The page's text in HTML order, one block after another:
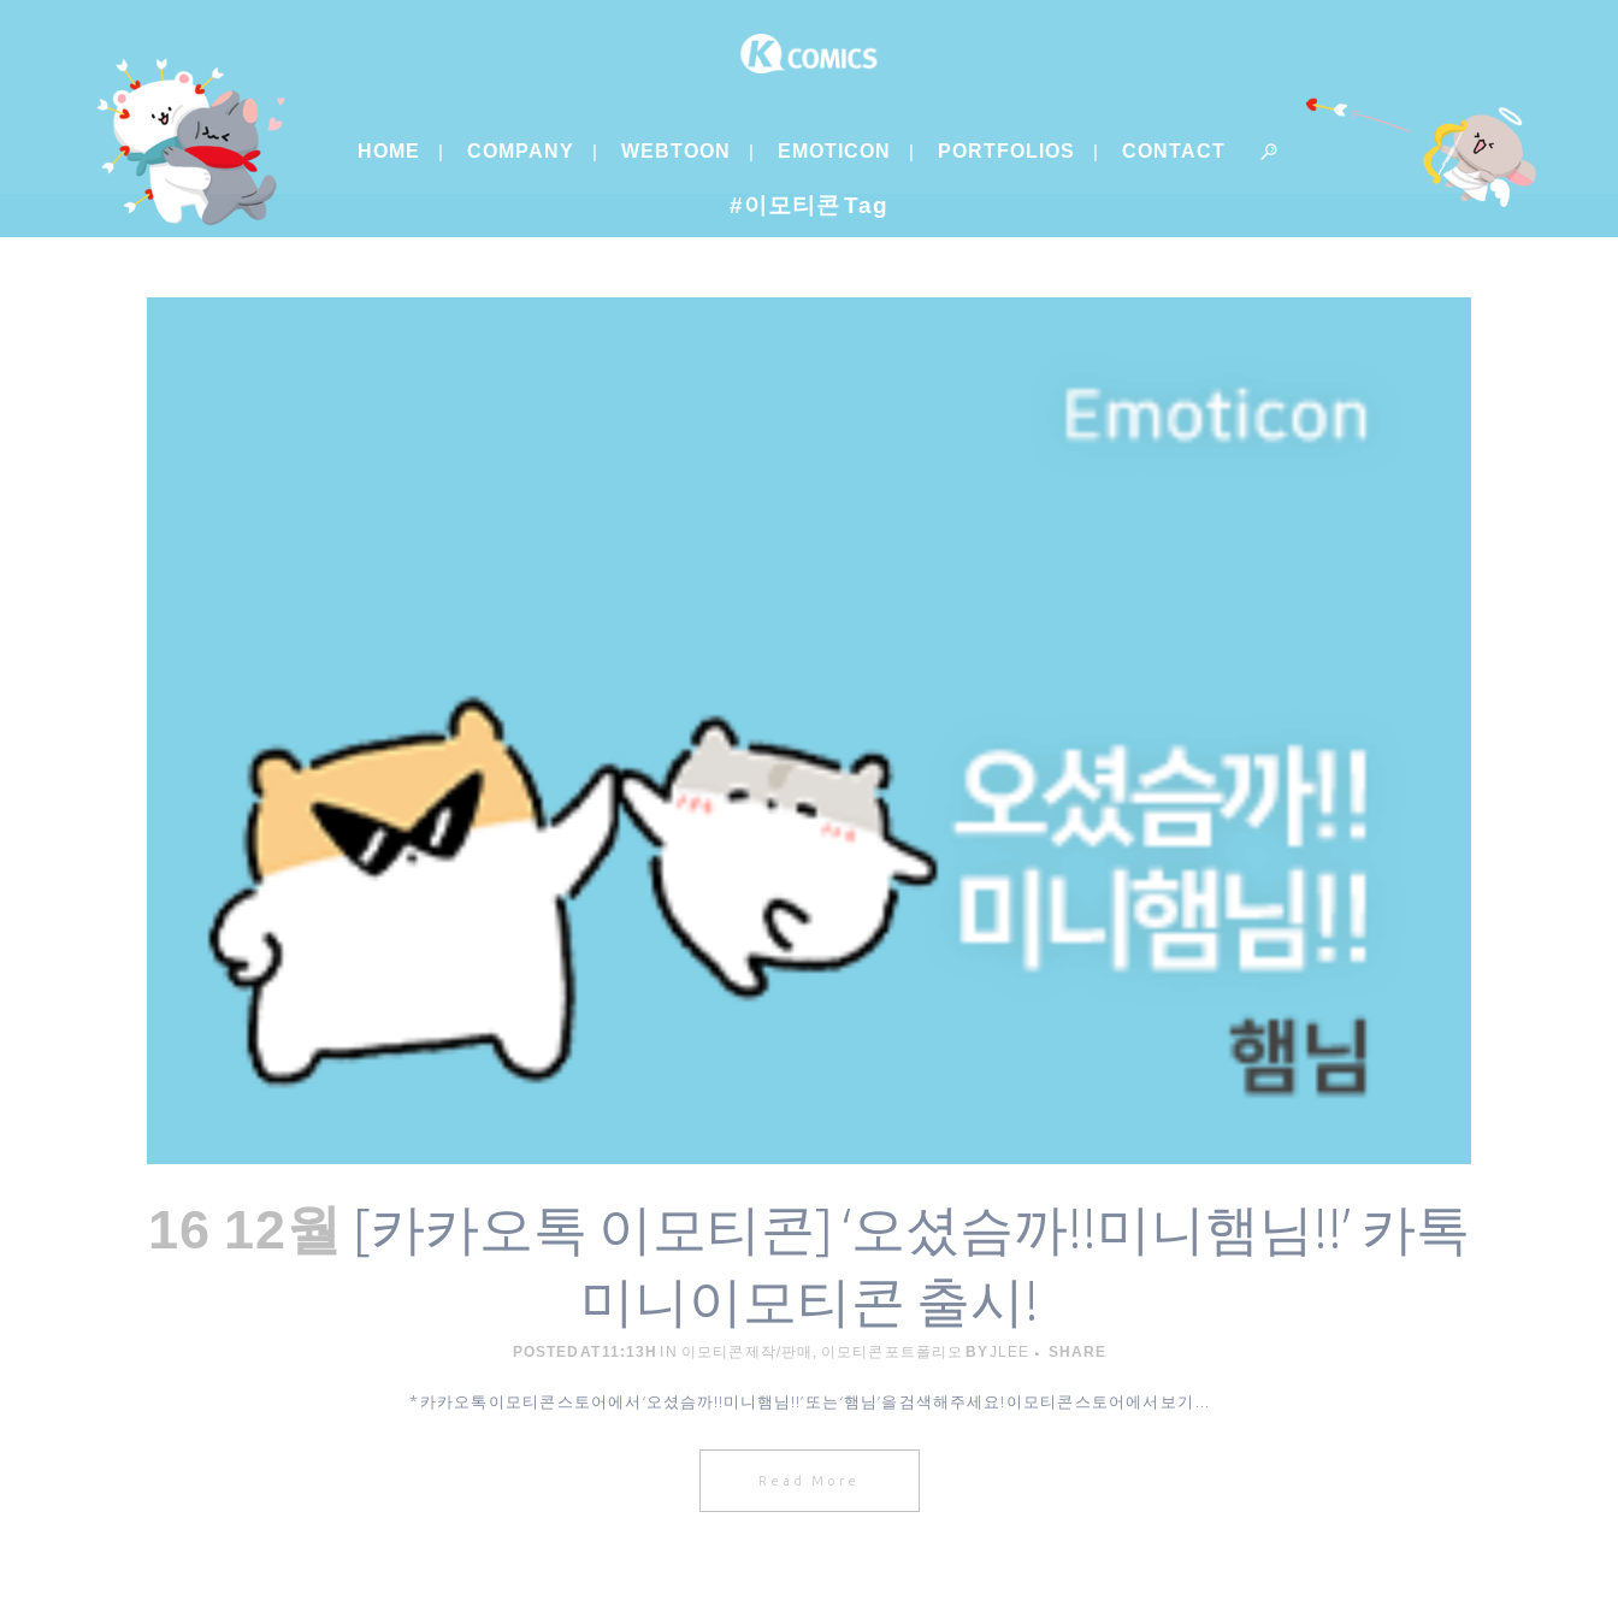
HOME COMPANY WEBTOON EMOTICON PORTFOLIOS CONTACT
#이모티콘 Tag
16 12월 [카카오톡 이모티콘] ‘오셨슴까!!미니햄님!!’ 카톡
미니이모티콘 출시!
POSTED AT 11:13H IN 이모티콘 제작/판매 , 이모티콘 포트폴리오 BYJLEE SHARE
* 카카오톡 이모티콘 스토어에서 ‘오셨슴까!!미니햄님!!’ 또는 ‘햄님’을 검색해주세요! 이모티콘 스토어에서 보기 ...
Read More